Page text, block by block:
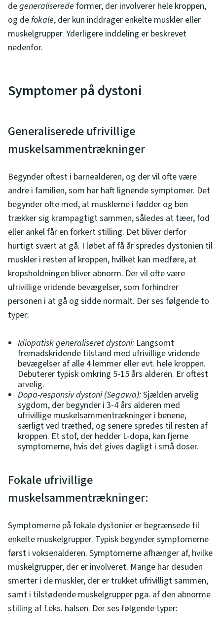
degeneraliserede former, der involverer hele kroppen,
og defokale, der kun inddrager enkelte muskler eller
muskelgrupper. Yderligere inddeling er beskrevet
nedenfor.
Symptomer på dystoni
Generaliserede ufrivillige
muskelsammentrækninger
Begynder oftest i barnealderen, og der vil ofte være
andre i familien, som har haft lignende symptomer. Det
begynder ofte med, at musklerne i fødder og ben
trækker sig krampagtigt sammen, således at tæer, fod
eller ankel får en forkert stilling. Det bliver derfor
hurtigt svært at gå. I løbet af få år spredes dystonien til
muskler i resten af kroppen, hvilket kan medføre, at
kropsholdningen bliver abnorm. Der vil ofte være
ufrivillige vridende bevægelser, som forhindrer
personen i at gå og sidde normalt. Der ses følgende to
typer:
Idiopatisk generaliseret dystoni: Langsomt
fremadskridende tilstand med ufrivillige vridende
bevægelser af alle 4 lemmer eller evt. hele kroppen.
Debuterer typisk omkring 5-15 års alderen. Er oftest
arvelig.
Dopa-responsiv dystoni (Segawa):Sjælden arvelig
sygdom, der begynder i 3-4 års alderen med
ufrivillige muskelsammentrækninger i benene,
særligt ved træthed, og senere spredes til resten af
kroppen. Et stof, der hedder L-dopa, kan fjerne
symptomerne, hvis det gives dagligt i små doser.
Fokale ufrivillige
muskelsammentrækninger:
Symptomerne på fokale dystonier er begrænsede til
enkelte muskelgrupper. Typisk begynder symptomerne
først i voksenalderen. Symptomerne afhænger af, hvilke
muskelgrupper, der er involveret. Mange har desuden
smerter i de muskler, der er trukket ufrivilligt sammen,
samt i tilstødende muskelgrupper pga. af den abnorme
stilling af f.eks. halsen. Der ses følgende typer: